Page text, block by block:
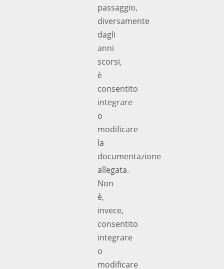
passaggio,
diversamente
dagli
anni
scorsi,
è
consentito
integrare
o
modificare
la
documentazione
allegata.
Non
è,
invece,
consentito
integrare
o
modificare